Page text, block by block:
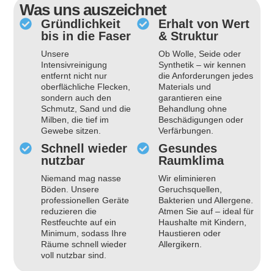
Was uns auszeichnet
Gründlichkeit
bis in die Faser
Unsere
Intensivreinigung
entfernt nicht nur
oberflächliche Flecken,
sondern auch den
Schmutz, Sand und die
Milben, die tief im
Gewebe sitzen.
Schnell wieder
nutzbar
Niemand mag nasse
Böden. Unsere
professionellen Geräte
reduzieren die
Restfeuchte auf ein
Minimum, sodass Ihre
Räume schnell wieder
voll nutzbar sind.
Erhalt von Wert
& Struktur
Ob Wolle, Seide oder
Synthetik – wir kennen
die Anforderungen jedes
Materials und
garantieren eine
Behandlung ohne
Beschädigungen oder
Verfärbungen.
Gesundes
Raumklima
Wir eliminieren
Geruchsquellen,
Bakterien und Allergene.
Atmen Sie auf – ideal für
Haushalte mit Kindern,
Haustieren oder
Allergikern.